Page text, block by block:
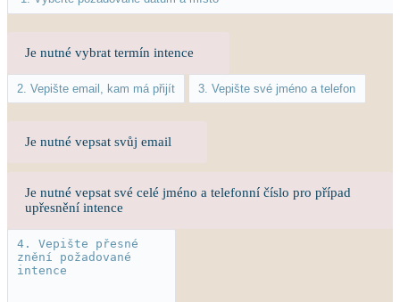
Je nutné vybrat termín intence
Je nutné vepsat svůj email
Je nutné vepsat své celé jméno a telefonní číslo pro případ
upřesnění intence